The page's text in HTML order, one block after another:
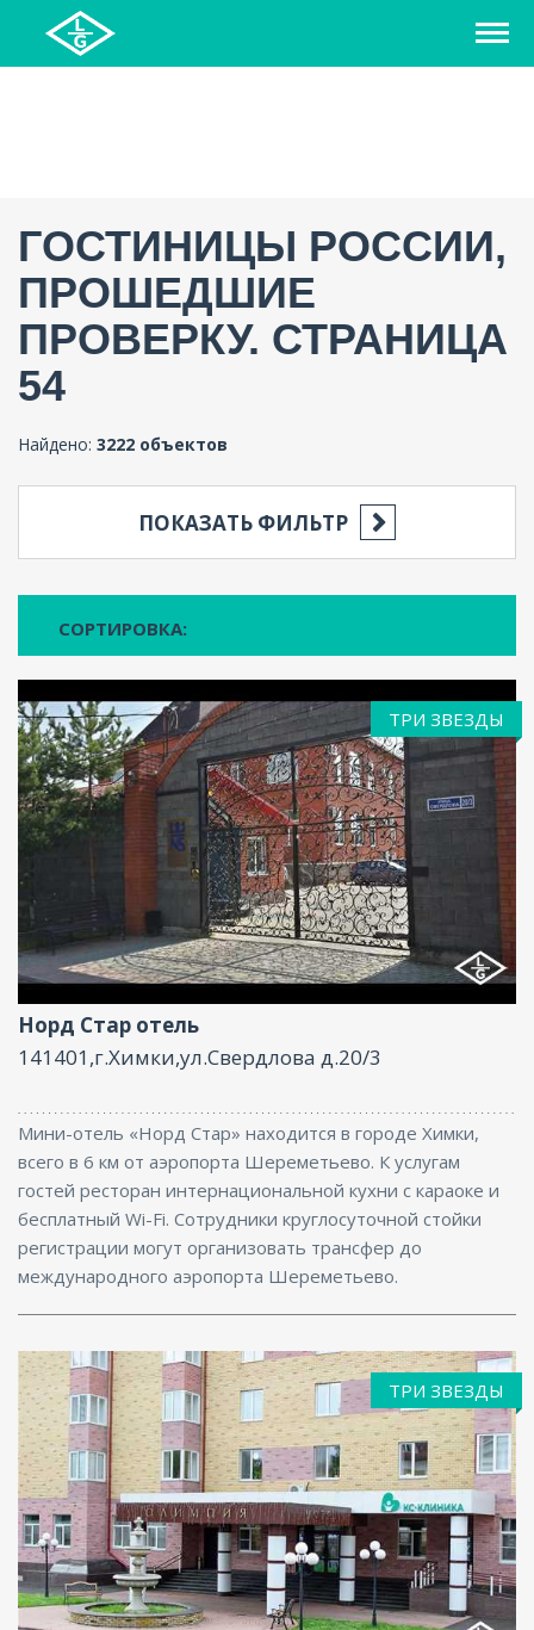
ГОСТИНИЦЫ РОССИИ,
ПРОШЕДШИЕ
ПРОВЕРКУ. СТРАНИЦА
54
Найдено: 3222 объектов
ПОКАЗАТЬ ФИЛЬТР
СОРТИРОВКА:
Ресторан, Размещение с животными, Бар,
Парковка, Интернет, Конференц-зал
ТРИ ЗВЕЗДЫ
Норд Стар отель
141401,г.Химки,ул.Свердлова д.20/3
Мини-отель «Норд Стар» находится в городе Химки,
всего в 6 км от аэропорта Шереметьево. К услугам
гостей ресторан интернациональной кухни с караоке и
бесплатный Wi-Fi. Сотрудники круглосуточной стойки
регистрации могут организовать трансфер до
международного аэропорта Шереметьево.
Фитнес центр, Ресторан, Бассейн, Бар, Парковка,
ТРИ ЗВЕЗДЫ